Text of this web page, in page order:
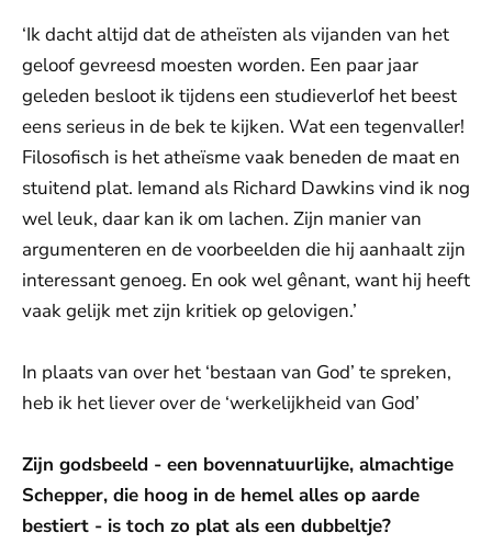
‘Ik dacht altijd dat de atheïsten als vijanden van het
geloof gevreesd moesten worden. Een paar jaar
geleden besloot ik tijdens een studieverlof het beest
eens serieus in de bek te kijken. Wat een tegenvaller!
Filosofisch is het atheïsme vaak beneden de maat en
stuitend plat. Iemand als Richard Dawkins vind ik nog
wel leuk, daar kan ik om lachen. Zijn manier van
argumenteren en de voorbeelden die hij aanhaalt zijn
interessant genoeg. En ook wel gênant, want hij heeft
vaak gelijk met zijn kritiek op gelovigen.’
In plaats van over het ‘bestaan van God’ te spreken,
heb ik het liever over de ‘werkelijkheid van God’
Zijn godsbeeld - een bovennatuurlijke, almachtige
Schepper, die hoog in de hemel alles op aarde
bestiert - is toch zo plat als een dubbeltje?